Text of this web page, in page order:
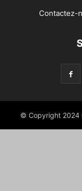
Contactez-
© Copyright 2024